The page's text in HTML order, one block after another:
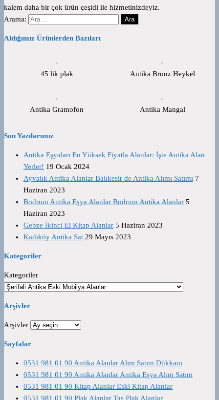
kalem daha bir çok ürün çeşidi ile hizmetinizdeyiz.
Arama:
Aldığımız Ürünlerden Bazıları
45 lik plak Antika Bronz Heykel
Antika Gramofon Antika Mangal
Son Yazılarımız
Antika Eşyaları En Yüksek Fiyatla Alanlar: İşte Antika Alan
Yerler! 19 Ocak 2024
Ayvalık Antika Alanlar Balıkesir de Antika Alımı Satımı 7
Haziran 2023
Bodrum Antika Eşya Alanlar Bodrum Antika Alanlar 5
Haziran 2023
Gebze İkinci El Kitap Alanlar 5 Haziran 2023
Kadıköy Antika Sat 29 Mayıs 2023
Kategoriler
Kategoriler
Arşivler
Arşivler
Sayfalar
0531 981 01 90 Antika Alanlar Alım Satım Dükkanı
0531 981 01 90 Antika Alanlar Antika Eşya Alım Satım
0531 981 01 90 Kitap Alanlar Eski Kitap Alanlar
0531 981 01 90 Plak Alanlar Taş Plak Alanlar